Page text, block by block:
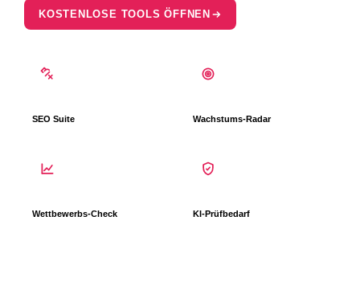
KOSTENLOSE TOOLS ÖFFNEN
SEO Suite Wachstums-Radar
Wettbewerbs-Check KI-Prüfbedarf